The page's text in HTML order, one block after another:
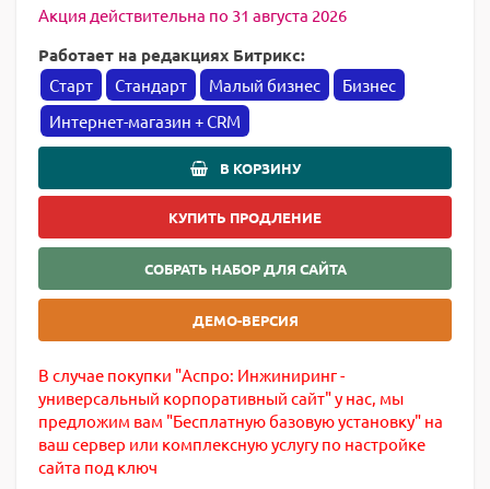
Акция действительна по 31 августа 2026
Работает на редакциях Битрикс:
Старт Стандарт Малый бизнес
Бизнес
Интернет-магазин + CRM
В КОРЗИНУ
КУПИТЬ ПРОДЛЕНИЕ
СОБРАТЬ НАБОР ДЛЯ САЙТА
ДЕМО-ВЕРСИЯ
В случае покупки "Аспро: Инжиниринг -
универсальный корпоративный сайт" у нас, мы
предложим вам "Бесплатную базовую установку" на
ваш сервер или комплексную услугу по настройке
сайта под ключ